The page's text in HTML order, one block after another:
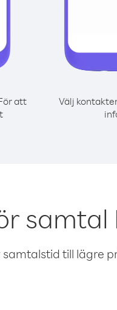
att
Välj
till lägre